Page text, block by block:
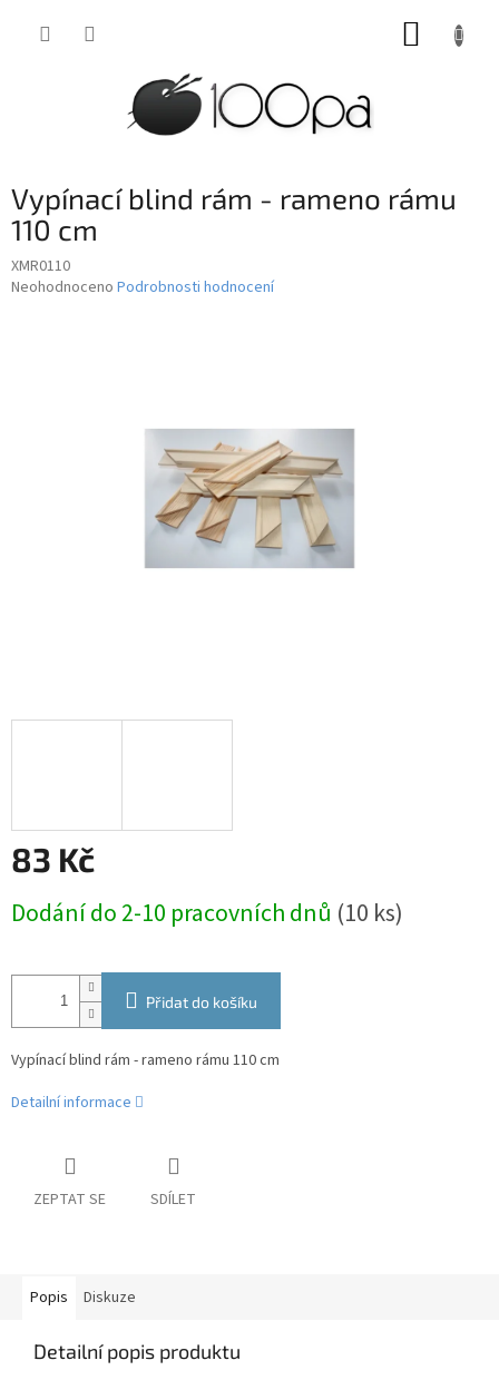
Vypínací blind rám - rameno rámu
110 cm
XMR0110
Průměrné
Neohodnoceno Podrobnosti hodnocení
83 Kč
cena:
Dodání do 2-10 pracovních dnů (10 ks)
Přidat do košíku
Vypínací blind rám - rameno rámu 110 cm
Detailní informace
ZEPTAT SE SDÍLET
Popis Diskuze
Detailní popis produktu